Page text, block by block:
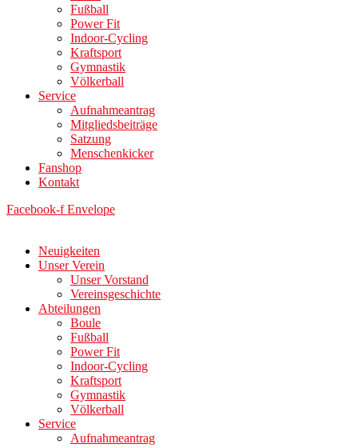
Fußball
Power Fit
Indoor-Cycling
Kraftsport
Gymnastik
Völkerball
Service
Aufnahmeantrag
Mitgliedsbeiträge
Satzung
Menschenkicker
Fanshop
Kontakt
Facebook-f Envelope
Neuigkeiten
Unser Verein
Unser Vorstand
Vereinsgeschichte
Abteilungen
Boule
Fußball
Power Fit
Indoor-Cycling
Kraftsport
Gymnastik
Völkerball
Service
Aufnahmeantrag